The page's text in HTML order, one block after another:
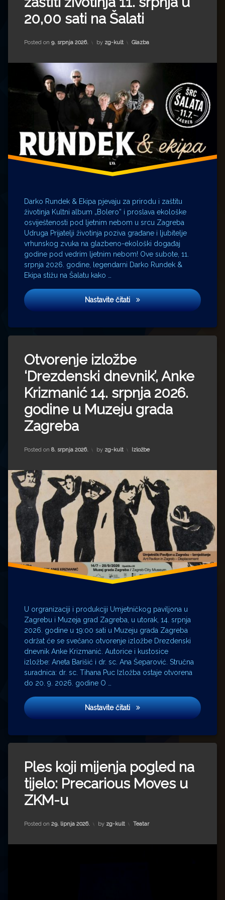
Impressum
Milenko Strižak
Drugi autori
Drugi autori
Ljiljana Lekanić-Kljaić
Željko Krznarić
Mario Lovreković
Miroslav Šantek
20,00 sati na Šalati
Posted on 9. srpnja 2026. by zg-kult Kategorije:
Glazba
Darko Rundek & Ekipa pjevaju za prirodu i zaštitu
životinja Kultni album „Bolero” i proslava ekološke
osviještenosti pod ljetnim nebom u srcu Zagreba
Udruga Prijatelji životinja poziva građane i ljubitelje
vrhunskog zvuka na glazbeno-ekološki događaj
godine pod vedrim ljetnim nebom! Ove subote, 11.
srpnja 2026. godine, legendarni Darko Rundek &
Ekipa stižu na Šalatu kako …
Nastavite čitatiKoncert Darka Rundeka &
Otvorenje izložbe
‘Drezdenski dnevnik’, Anke
Krizmanić 14. srpnja 2026.
godine u Muzeju grada
Zagreba
Posted on 8. srpnja 2026. by zg-kult Kategorije:
Izložbe
U orgranizaciji i produkciji Umjetničkog paviljona u
Zagrebu i Muzeja grad Zagreba, u utorak, 14. srpnja
2026. godine u 19:00 sati u Muzeju grada Zagreba
održat će se svečano otvorenje izložbe Drezdenski
dnevnik Anke Krizmanić. Autorice i kustosice
izložbe: Aneta Barišić i dr. sc. Ana Šeparović. Stručna
suradnica: dr. sc. Tihana Puc Izložba ostaje otvorena
do 20. 9. 2026. godine O …
Nastavite čitatiOtvorenje izložbe
Ples koji mijenja pogled na
tijelo: Precarious Moves u
ZKM-u
Posted on 29. lipnja 2026. by zg-kult Kategorije:
Teatar